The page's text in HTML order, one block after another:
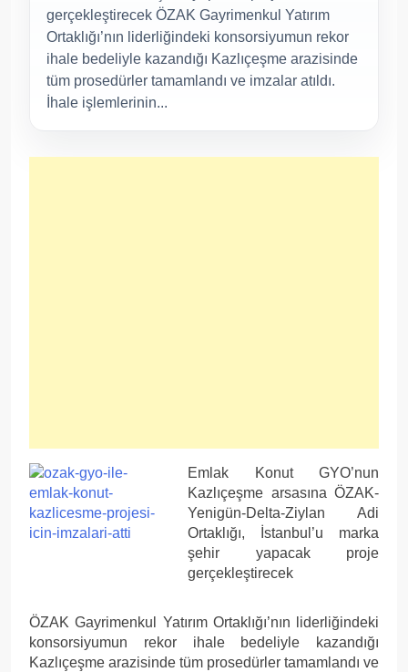
gerçekleştirecek ÖZAK Gayrimenkul Yatırım
Ortaklığı’nın liderliğindeki konsorsiyumun rekor
ihale bedeliyle kazandığı Kazlıçeşme arazisinde
tüm prosedürler tamamlandı ve imzalar atıldı.
İhale işlemlerinin...
Emlak Konut GYO’nun
Kazlıçeşme arsasına ÖZAK-
Yenigün-Delta-Ziylan Adi
Ortaklığı, İstanbul’u marka
şehir yapacak proje
gerçekleştirecek
ÖZAK Gayrimenkul Yatırım Ortaklığı’nın liderliğindeki
konsorsiyumun rekor ihale bedeliyle kazandığı
Kazlıçeşme arazisinde tüm prosedürler tamamlandı ve